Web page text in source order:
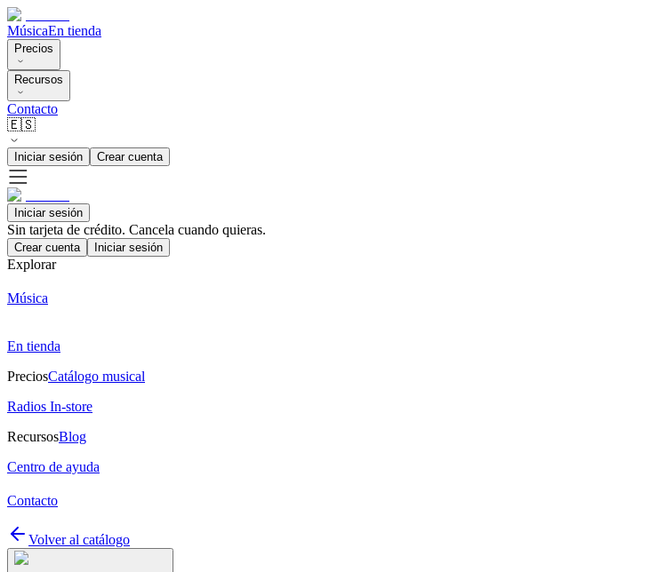
MúsicaEn tienda
Precios
Recursos
Contacto
🇪🇸
Iniciar sesión Crear cuenta
Iniciar sesión
Sin tarjeta de crédito. Cancela cuando quieras.
Crear cuenta Iniciar sesión
Explorar
Música
En tienda
PreciosCatálogo musical
Radios In-store
RecursosBlog
Centro de ayuda
Contacto
Volver al catálogo